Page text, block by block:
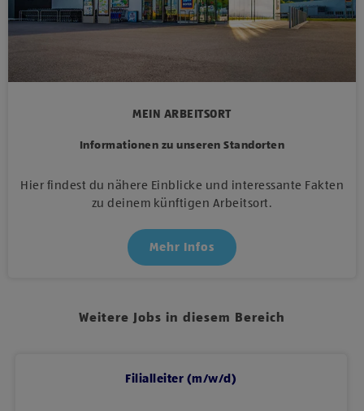
MEIN ARBEITSORT
Informationen zu unseren Standorten
Hier findest du nähere Einblicke und interessante Fakten
zu deinem künftigen Arbeitsort.
Mehr Infos
Weitere Jobs in diesem Bereich
Filialleiter (m/w/d)